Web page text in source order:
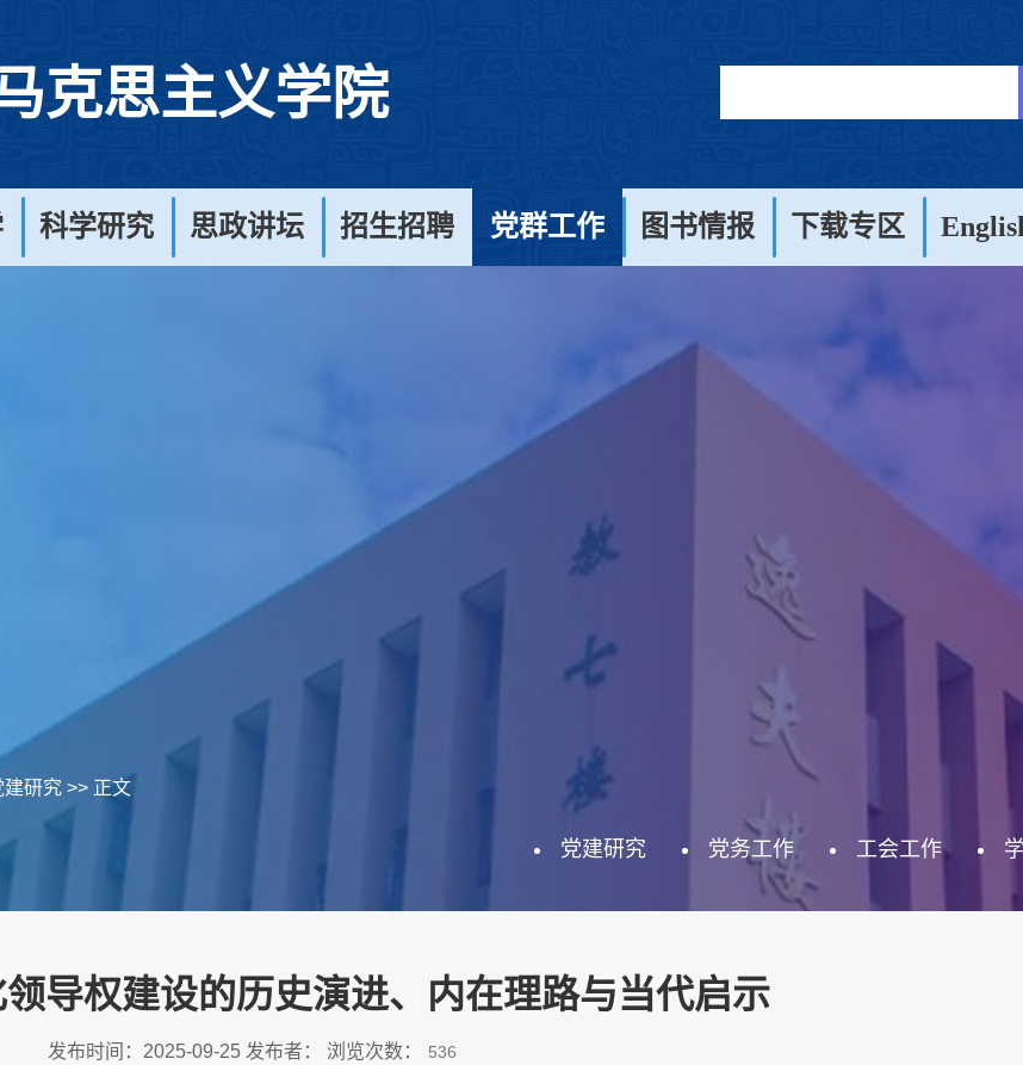
克思主义学院
科学研究 思政讲坛 招生招聘 党群工作 图书情报 下载专区
建研究 >> 正文
党建研究 党务工作 工会工作
导权建设的历史演进、内在理路与当代启示
发布时间：2025-09-25 发布者： 浏览次数： 536